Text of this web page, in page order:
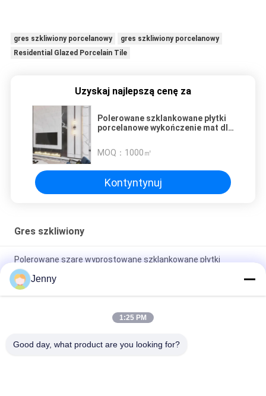
gres szkliwiony porcelanowy
gres szkliwiony porcelanowy
Residential Glazed Porcelain Tile
Uzyskaj najlepszą cenę za
Polerowane szklankowane płytki
porcelanowe wykończenie mat dla
handlowych
MOQ： 1000㎡
Kontyntynuj
Gres szkliwiony
Polerowane szare wyprostowane szklankowane płytki
porcelanowe do użytku mieszkalnego / handlowego
Glosyjne szklankowane płytki porcelanowe z wypolerowanym
wykończeniem o niskiej absorpcji wody PEI 4
Matkowane Wykończenie Z 0,05% Absorpcji Wody
Jenny
1:25 PM
Good day, what product are you looking for?